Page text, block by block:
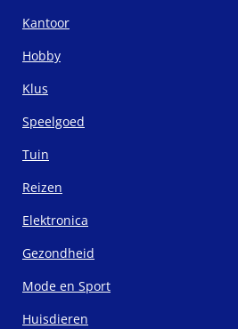
Kantoor
Hobby
Klus
Speelgoed
Tuin
Reizen
Elektronica
Gezondheid
Mode en Sport
Huisdieren